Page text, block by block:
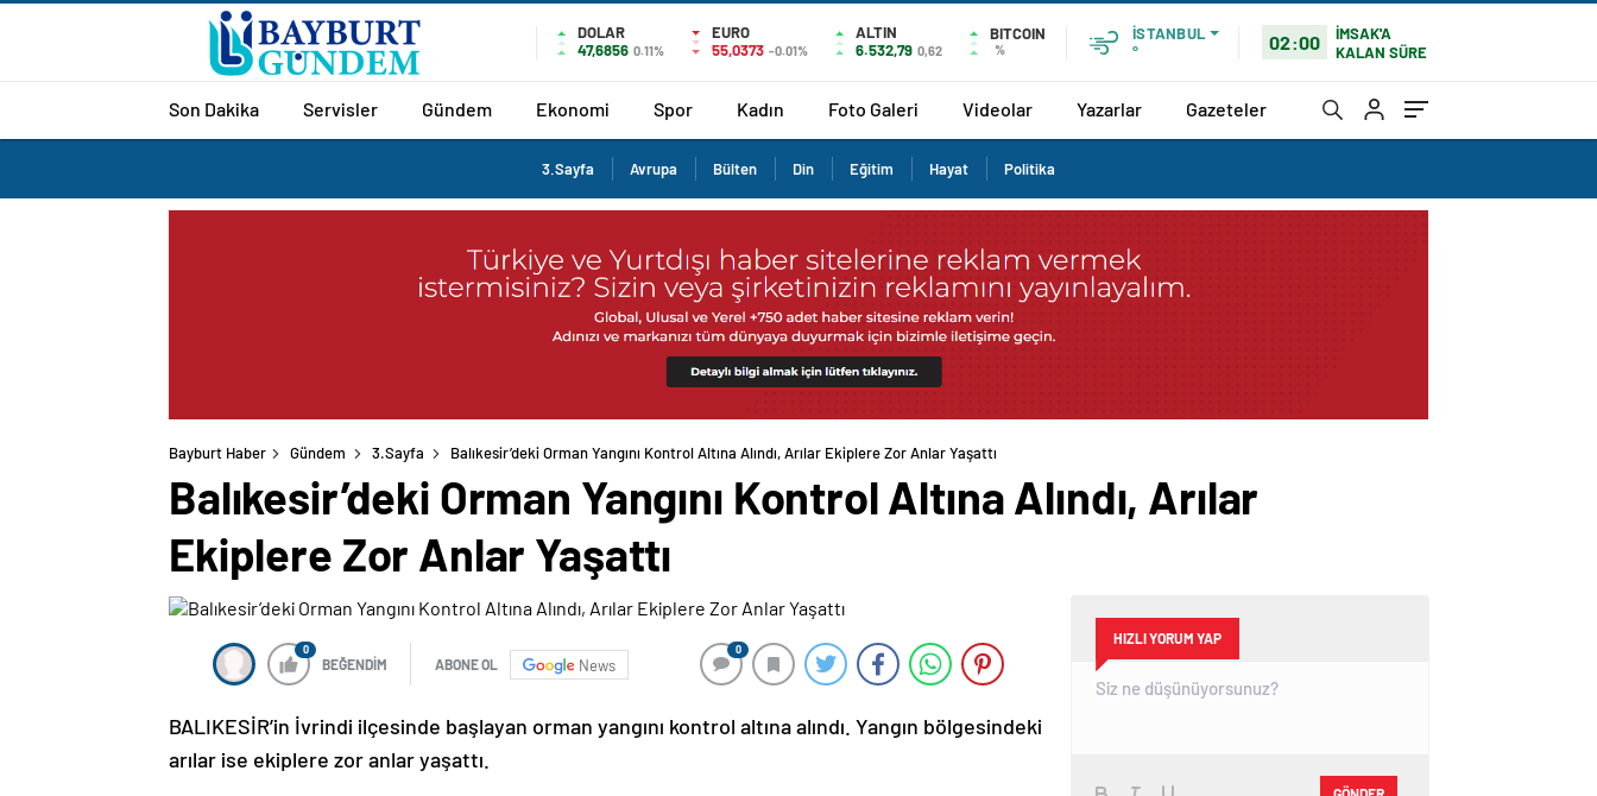
DOLAR
47,6856 0.11%
EURO
55,0373 -0.01%
ALTIN
6.532,79 0,62
BITCOIN
%
İSTANBUL
°
02:00
İMSAK'A
KALAN SÜRE
Son Dakika Servisler Gündem Ekonomi Spor Kadın Foto Galeri Videolar Yazarlar Gazeteler
3.Sayfa Avrupa Bülten Din Eğitim Hayat Politika
Bayburt Haber Gündem 3.Sayfa Balıkesir’deki Orman Yangını Kontrol Altına Alındı, Arılar Ekiplere Zor Anlar Yaşattı
Balıkesir’deki Orman Yangını Kontrol Altına Alındı, Arılar
Ekiplere Zor Anlar Yaşattı
0
BEĞENDİM ABONE OL News
0
BALIKESİR’in İvrindi ilçesinde başlayan orman yangını kontrol altına alındı. Yangın bölgesindeki
arılar ise ekiplere zor anlar yaşattı.
HIZLI YORUM YAP